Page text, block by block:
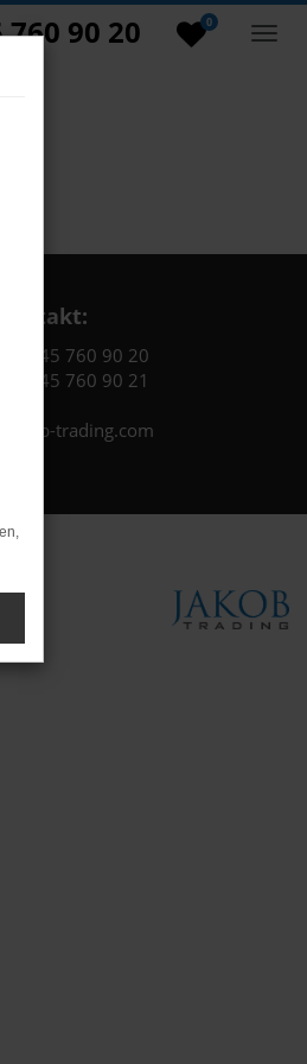
0
90 20
Kontakt:
3745 760 90 20
3745 760 90 21
trading.com